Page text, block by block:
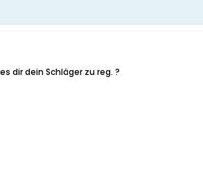
dir dein Schläger zu reg. ?